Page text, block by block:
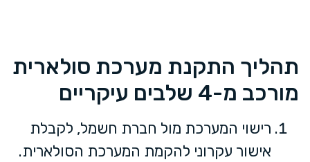
תהליך התקנת מערכת סולארית
מורכב מ-4 שלבים עיקריים
רישוי המערכת מול חברת חשמל, לקבלת
אישור עקרוני להקמת המערכת הסולארית.